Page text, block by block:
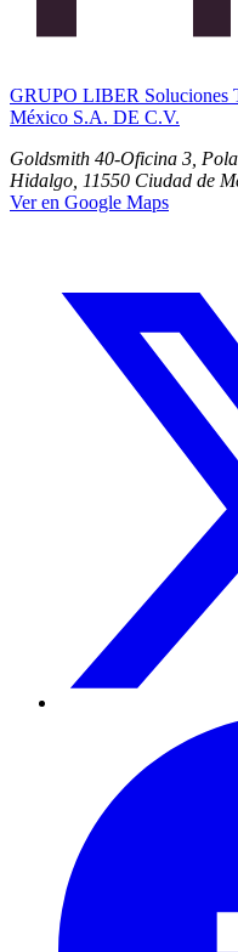
GRUPO LIBER Soluciones
México S.A. DE C.V.
Goldsmith 40-Oficina 3,
Hidalgo, 11550 Ciudad de
Ver en Google Maps